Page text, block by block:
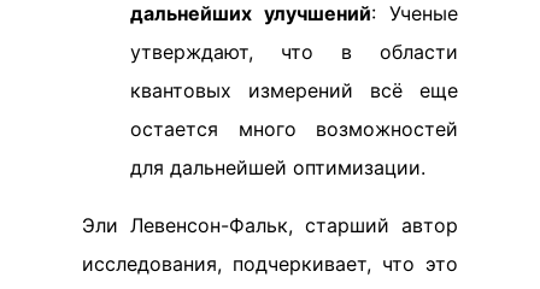
дальнейших улучшений: Ученые
утверждают, что в области
квантовых измерений всё еще
остается много возможностей
для дальнейшей оптимизации.
Эли Левенсон-Фальк, старший автор
исследования, подчеркивает, что это